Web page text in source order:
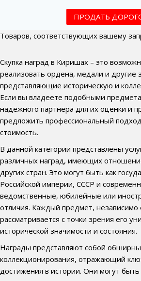
ПРОДАТЬ
Товаров, соответствующих вашему
Скупка наград в Киришах – это
реализовать ордена, медали и другие
представляющие историческую и
Если вы владеете подобными
надежного партнера для их оценки и
предложить профессиональный
стоимость.
В данной категории представлены
различных наград, имеющих
других стран. Это могут быть как
Российской империи, СССР и
ведомственные, юбилейные или
отличия. Каждый предмет, независимо
рассматривается с точки зрения его
исторической значимости и состояния.
Награды представляют собой
коллекционирования, отражающий
достижения в истории. Они могут